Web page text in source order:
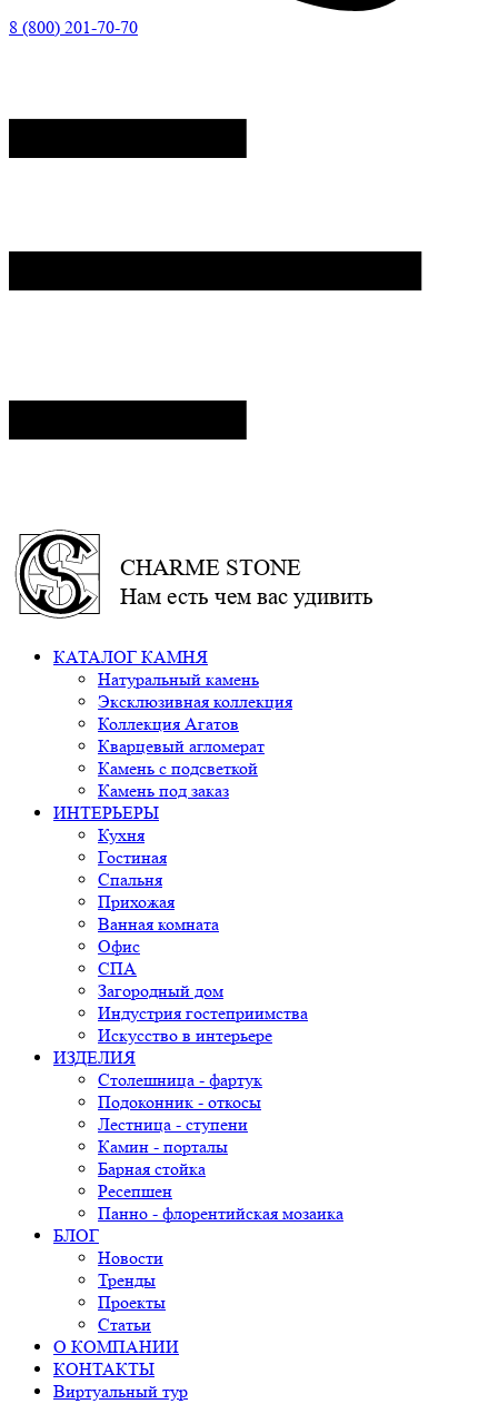
8 (800) 201-70-70
CHARME STONE
Нам есть чем вас удивить
КАТАЛОГ КАМНЯ
Натуральный камень
Эксклюзивная коллекция
Коллекция Агатов
Кварцевый агломерат
Камень с подсветкой
Камень под заказ
ИНТЕРЬЕРЫ
Кухня
Гостиная
Спальня
Прихожая
Ванная комната
Офис
СПА
Загородный дом
Индустрия гостеприимства
Искусство в интерьере
ИЗДЕЛИЯ
Столешница - фартук
Подоконник - откосы
Лестница - ступени
Камин - порталы
Барная стойка
Ресепшен
Панно - флорентийская мозаика
БЛОГ
Новости
Тренды
Проекты
Статьи
О КОМПАНИИ
КОНТАКТЫ
Виртуальный тур